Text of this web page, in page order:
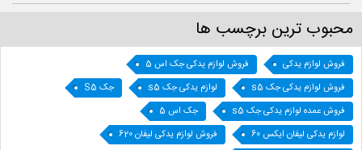
محبوب ترین برچسب ها
فروش لوازم یدکی
فروش لوازم یدکی جک اس 5
فروش لوازم یدکی جک s5
لوازم یدکی جک s5
جک S5
فروش عمده لوازم یدکی جک s5
جک اس 5
لوازم یدکی لیفان ایکس 60
فروش لوازم یدکی لیفان 620